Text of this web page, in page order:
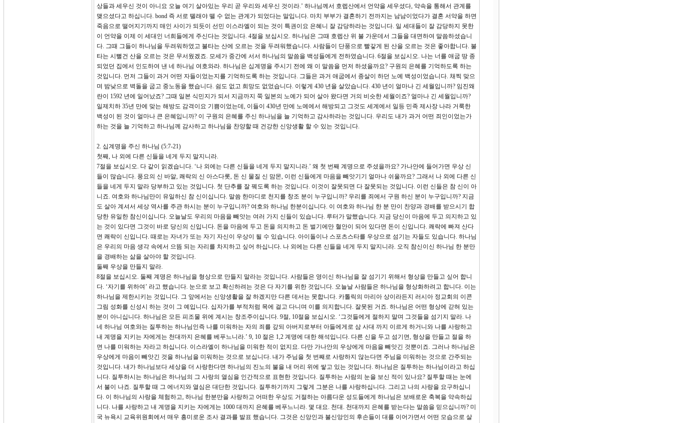
상들과 세우신 것이 아니요 오늘 여기 살아있는 우리 곧 우리와 세우신 것이라.’ 하나님께서 호렙산에서 언약을 세우셨다, 약속을 통해서 관계를
맺으셨다고 하십니다. bond 즉 서로 뗄래야 뗄 수 없는 관계가 되었다는 말입니다. 마치 부부가 결혼하기 전까지는 남남이었다가 결혼 서약을 하면
죽음으로 떨어지기까지 매인 사이가 되듯이 선민 이스라엘이 되는 것이 특권이요 은혜니 잘 감당하라는 것입니다. 일 세대들이 잘 감당하지 못한
이 언약을 이제 이 세대인 너희들에게 주신다는 것입니다. 4절을 보십시오. 하나님은 그때 호렙산 위 불 가운데서 그들을 대면하여 말씀하셨습니
다. 그때 그들이 하나님을 두려워하였고 불타는 산에 오르는 것을 두려워했습니다. 사람들이 단풍으로 빨갛게 된 산을 오르는 것은 좋아합니다. 불
타는 시뻘건 산을 오르는 것은 무서웠겠죠. 모세가 중간에 서서 하나님의 말씀을 백성들에게 전하였습니다. 6절을 보십시오. 나는 너를 애굽 땅 종
되었던 집에서 인도하여 낸 네 하나님 여호와라. 하나님은 십계명을 주시기 전에 왜 이 말씀을 먼저 하셨을까요? 구원의 은혜를 기억하도록 하는
것입니다. 먼저 그들이 과거 어떤 자들이었는지를 기억하도록 하는 것입니다. 그들은 과거 애굽에서 종살이 하던 노예 백성이었습니다. 채찍 맞으
며 밤낮으로 벽돌을 굽고 중노동을 했습니다. 쉼도 없고 희망도 없었습니다. 이렇게 430 년을 살았습니다. 430 년이 얼마나 긴 세월입니까? 임진왜
란이 1592 년에 일어났죠? 그때 일본 식민지가 되서 지금까지 쭉 일본의 노예가 되어 살아 왔다면 거의 비슷한 세월이죠? 얼마나 긴 세월입니까?
일제치하 35년 만에 맞는 해방도 감격이요 기쁨이었는데, 이들이 430년 만에 노예에서 해방되고 그것도 세계에서 일등 민족 제사장 나라 거룩한
백성이 된 것이 얼마나 큰 은혜입니까? 이 구원의 은혜를 주신 하나님을 늘 기억하고 감사하라는 것입니다. 우리도 내가 과거 어떤 죄인이었는가
하는 것을 늘 기억하고 하나님께 감사하고 하나님을 찬양할 때 건강한 신앙생활 할 수 있는 것입니다.
2. 십계명을 주신 하나님 (5:7-21)
첫째, 나 외에 다른 신들을 네게 두지 말지니라.
7절을 보십시오. 다 같이 읽겠습니다. ‘나 외에는 다른 신들을 네게 두지 말지니라.’ 왜 첫 번째 계명으로 주셨을까요? 가나안에 들어가면 우상 신
들이 많습니다. 풍요의 신 바알, 쾌락의 신 아스다롯, 돈 신 물질 신 맘몬, 이런 신들에게 마음을 빼앗기기 얼마나 쉬울까요? 그래서 나 외에 다른 신
들을 네게 두지 말라 당부하고 있는 것입니다. 첫 단추를 잘 꿰도록 하는 것입니다. 이것이 잘못되면 다 잘못되는 것입니다. 이런 신들은 참 신이 아
니죠. 여호와 하나님만이 유일하신 참 신이십니다. 말씀 한마디로 천지를 창조 분이 누구입니까? 우리를 죄에서 구원 하신 분이 누구입니까? 지금
도 살아 계셔서 세상 역사를 주관 하시는 분이 누구입니까? 여호와 하나님 한분이십니다. 이 여호와 하나님 한 분 만이 찬양과 경배를 받으시기 합
당한 유일한 참신이십니다. 오늘날도 우리의 마음을 빼앗는 여러 가지 신들이 있습니다. 루터가 말했습니다. 지금 당신이 마음에 두고 의지하고 있
는 것이 있다면 그것이 바로 당신의 신입니다. 돈을 마음에 두고 돈을 의지하고 돈 벌기에만 혈안이 되어 있다면 돈이 신입니다. 쾌락에 빠져 산다
면 쾌락이 신입니다. 때로는 자녀가 또는 자기 자신이 우상이 될 수 있습니다. 아이돌이나 스포츠스타를 우상으로 섬기는 자들도 있습니다. 하나님
은 우리의 마음 생각 속에서 으뜸 되는 자리를 차지하고 싶어 하십니다. 나 외에는 다른 신들을 네게 두지 말지니라. 오직 참신이신 하나님 한 분만
을 경배하는 삶을 살아야 할 것입니다.
둘째 우상을 만들지 말라.
8절을 보십시오. 둘째 계명은 하나님을 형상으로 만들지 말라는 것입니다. 사람들은 영이신 하나님을 잘 섬기기 위해서 형상을 만들고 싶어 합니
다. ‘자기를 위하여’ 라고 했습니다. 눈으로 보고 확신하려는 것은 다 자기를 위한 것입니다. 오늘날 사람들은 하나님을 형상화하려고 합니다. 이는
하나님을 제한시키는 것입니다. 그 앞에서는 신앙생활을 잘 하겠지만 다른 데서는 못합니다. 카톨릭의 마리아 상이라든지 러시아 정교회의 이콘
그림 성화를 신성시 하는 것이 그 예입니다. 십자가를 부적처럼 목에 걸고 다니며 이를 의지합니다. 잘못된 거죠. 하나님은 어떤 형상에 갇혀 있는
분이 아니십니다. 하나님은 모든 피조물 위에 계시는 창조주이십니다. 9절, 10절을 보십시오. ‘그것들에게 절하지 말며 그것들을 섬기지 말라. 나
네 하나님 여호와는 질투하는 하나님인즉 나를 미워하는 자의 죄를 갚되 아버지로부터 아들에게로 삼 사대 까지 이르게 하거니와 나를 사랑하고
내 계명을 지키는 자에게는 천대까지 은혜를 베푸느니라.’ 9, 10 절은 1,2 계명에 대한 해석입니다. 다른 신을 두고 섬기면, 형상을 만들고 절을 하
면 나를 미워하는 자라고 하십니다. 이스라엘이 하나님을 미워한 적이 없지요. 다만 가나안의 우상에게 마음을 빼앗긴 것뿐이죠. 그러나 하나님은
우상에게 마음이 빼앗긴 것을 하나님을 미워하는 것으로 보십니다. 내가 주님을 첫 번째로 사랑하지 않는다면 주님을 미워하는 것으로 간주되는
것입니다. 내가 하나님보다 세상을 더 사랑한다면 하나님의 진노의 불을 내 머리 위에 쌓고 있는 것입니다. 하나님은 질투하는 하나님이라고 하십
니다. 질투하시는 하나님은 하나님의 그 사랑의 열심을 인간적으로 표현한 것입니다. 질투하는 사람의 눈을 보신 적이 있나요? 질투할 때는 눈에
서 불이 나죠. 질투할 때 그 에너지와 열심은 대단한 것입니다. 질투하기까지 그렇게 그분은 나를 사랑하십니다. 그리고 나의 사랑을 요구하십니
다. 이 하나님의 사랑을 체험하고, 하나님 한분만을 사랑하고 어떠한 우상도 거절하는 아름다운 성도들에게 하나님은 보배로운 축복을 약속하십
니다. 나를 사랑하고 내 계명을 지키는 자에게는 1000 대까지 은혜를 베푸느니라. 몇 대요. 천대. 천대까지 은혜를 받는다는 말씀을 믿으십니까? 미
국 뉴욕시 교육위원회에서 매우 흥미로운 조사 결과를 발표 했습니다. 그것은 신앙인과 불신앙인의 후손들이 대를 이어가면서 어떤 모습으로 살